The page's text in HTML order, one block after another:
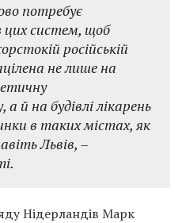
потребує
цих систем, щоб
російській
не лише на
й на будівлі лікарень
в таких містах, як
Львів, –
Нідерландів Марк